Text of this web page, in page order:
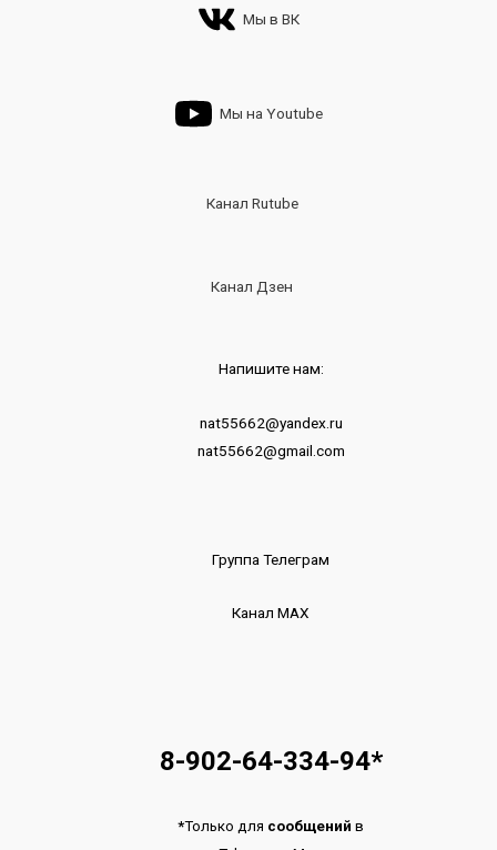
Мы в ВК
Мы на Youtube
Канал Rutube
Канал Дзен
Напишите нам:
nat55662@yandex.ru
nat55662@gmail.com
Группа Телеграм
Канал МАХ
8-902-64-334-94*
*Только для сообщений в